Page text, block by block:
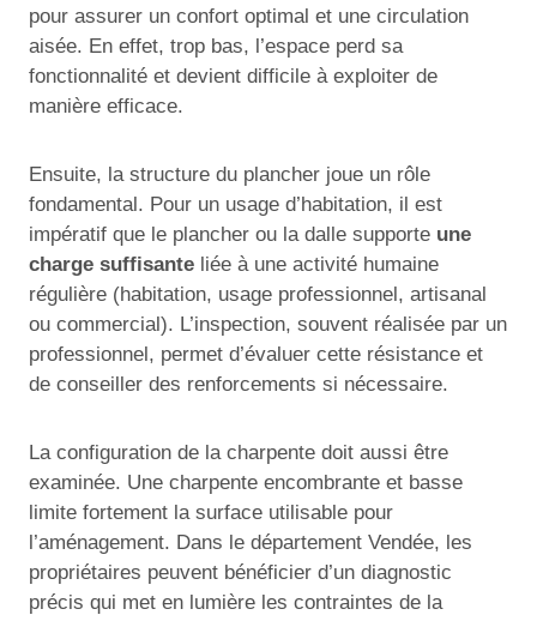
pour assurer un confort optimal et une circulation
aisée. En effet, trop bas, l’espace perd sa
fonctionnalité et devient difficile à exploiter de
manière efficace.
Ensuite, la structure du plancher joue un rôle
fondamental. Pour un usage d’habitation, il est
impératif que le plancher ou la dalle supporte une
charge suffisante liée à une activité humaine
régulière (habitation, usage professionnel, artisanal
ou commercial). L’inspection, souvent réalisée par un
professionnel, permet d’évaluer cette résistance et
de conseiller des renforcements si nécessaire.
La configuration de la charpente doit aussi être
examinée. Une charpente encombrante et basse
limite fortement la surface utilisable pour
l’aménagement. Dans le département Vendée, les
propriétaires peuvent bénéficier d’un diagnostic
précis qui met en lumière les contraintes de la